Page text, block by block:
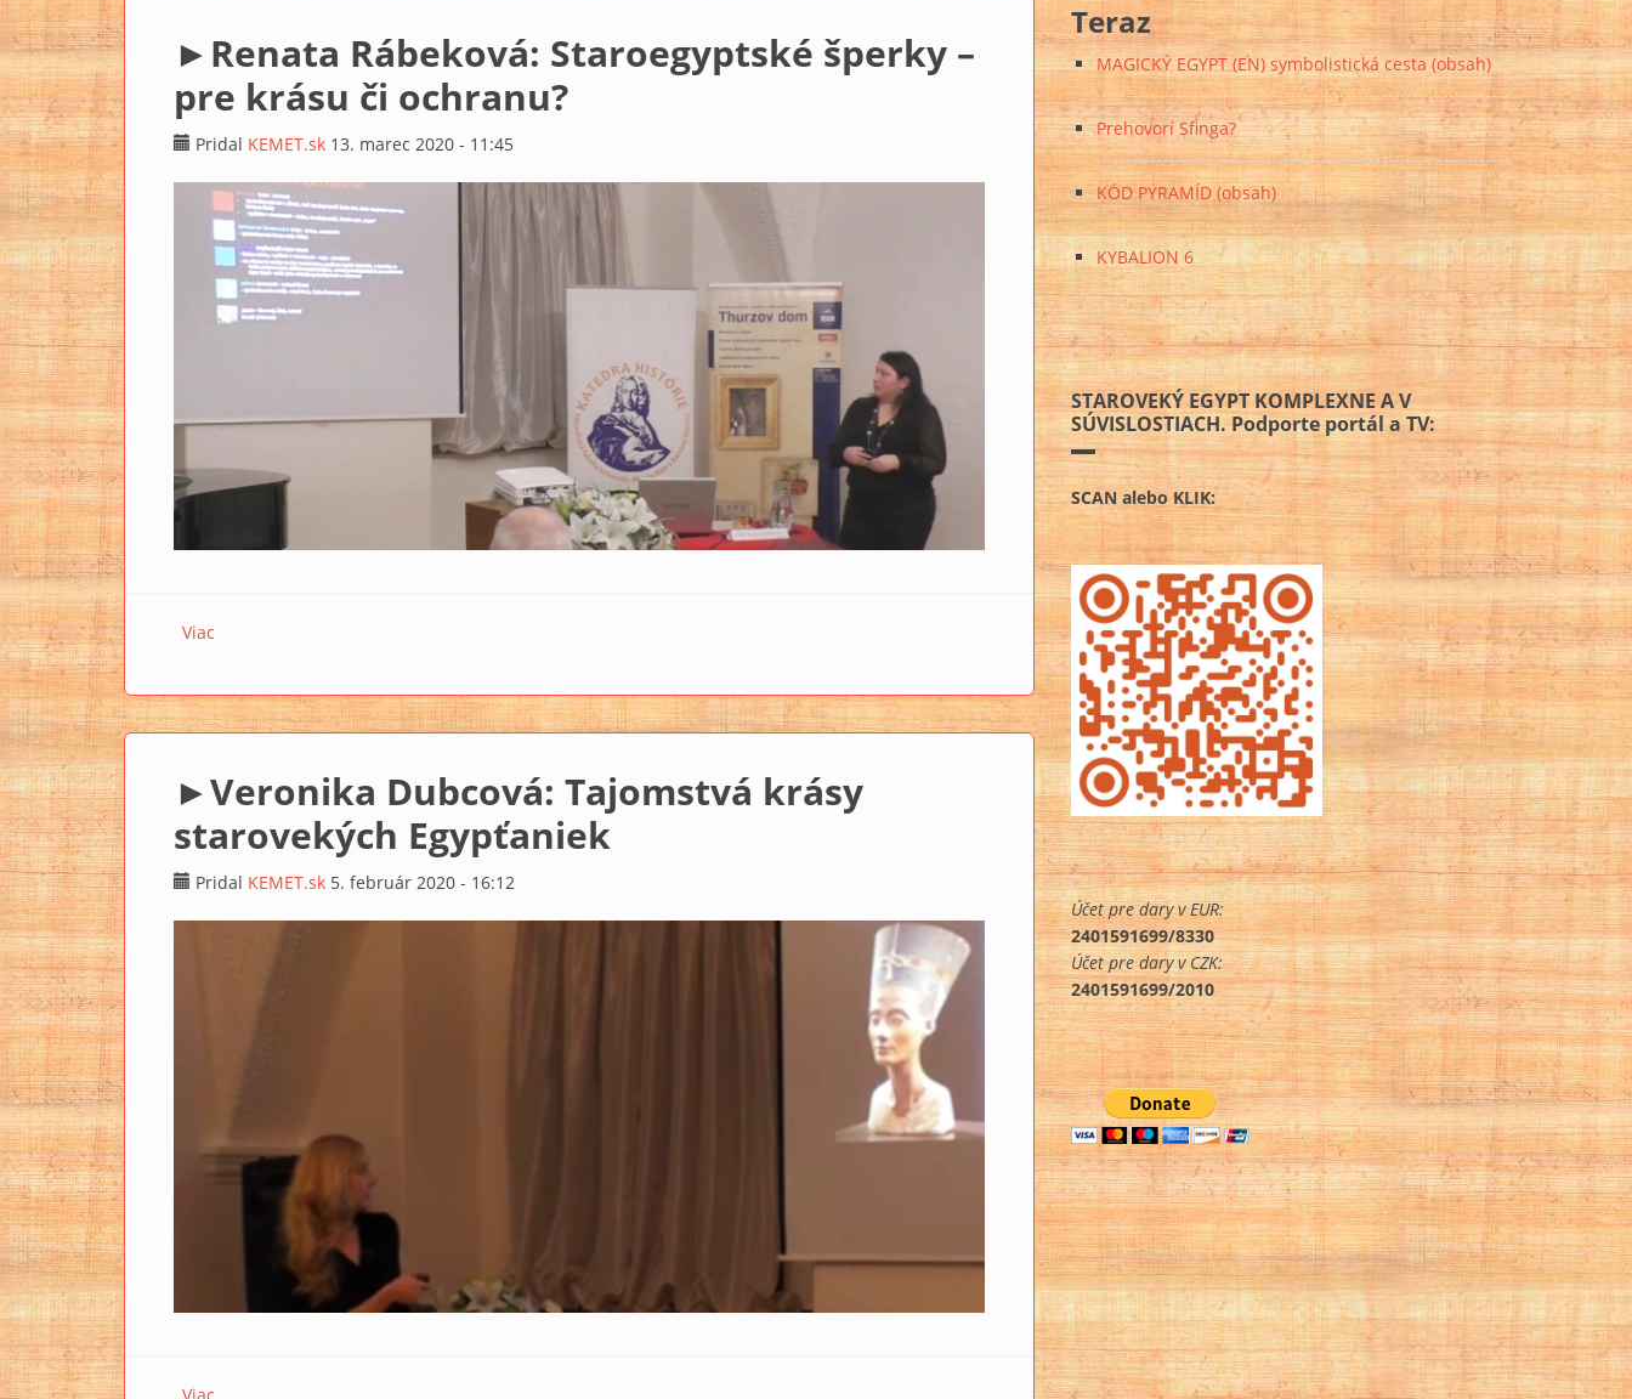
►Renata Rábeková: Staroegyptské šperky –
pre krásu či ochranu?
Pridal KEMET.sk 13. marec 2020 - 11:45
Viac
►Veronika Dubcová: Tajomstvá krásy
starovekých Egypťaniek
Pridal KEMET.sk 5. február 2020 - 16:12
Teraz
MAGICKÝ EGYPT (EN) symbolistická cesta (obsah)
Prehovorí Sfinga?
KÓD PYRAMÍD (obsah)
KYBALION 6
STAROVEKÝ EGYPT KOMPLEXNE A V
SÚVISLOSTIACH. Podporte portál a TV:
SCAN alebo KLIK:
Účet pre dary v EUR:
2401591699/8330
Účet pre dary v CZK:
2401591699/2010